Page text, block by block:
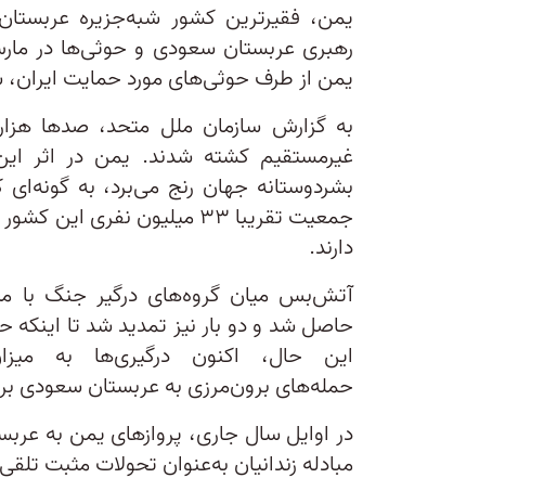
یمن، فقیرترین کشور شبه‌جزیره
یمن از طرف حوثی‌های مورد حمایت
به گزارش سازمان ملل متحد، صدها
غیرمستقیم کشته شدند. یمن در اثر
جمعیت تقریبا ۳۳ میلیون
دارند.
آتش‌بس میان گروه‌های درگیر جنگ با
حاصل شد و دو بار نیز تمدید شد تا اینکه
این حال، اکنون درگیری‌ها به
حمله‌های برون‌مرزی به عربستان سعودی
در اوایل سال جاری، پروازهای یمن به
مبادله زندانیان به‌عنوان تحولات مثبت